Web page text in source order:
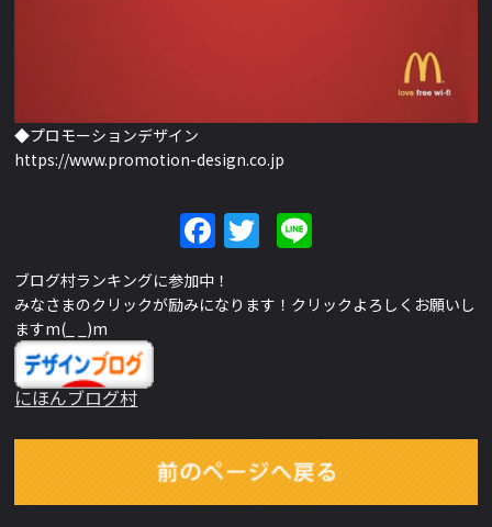
◆プロモーションデザイン
https://www.promotion-design.co.jp
Facebook
Twitter
ブログ村ランキングに参加中！
みなさまのクリックが励みになります！クリックよろしくお願いし
ますm(_ _)m
にほんブログ村